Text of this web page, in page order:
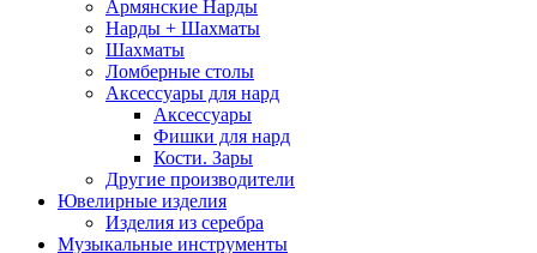
Армянские Нарды
Нарды + Шахматы
Шахматы
Ломберные столы
Аксессуары для нард
Аксессуары
Фишки для нард
Кости. Зары
Другие производители
Ювелирные изделия
Изделия из серебра
Музыкальные инструменты